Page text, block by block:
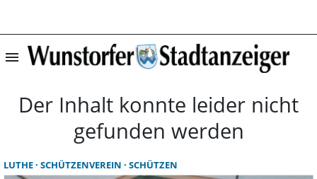
menu
Startseite |
Der Inhalt konnte leider nicht
gefunden werden
LUTHE SCHÜTZENVEREIN SCHÜTZEN